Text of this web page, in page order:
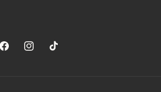
FacebookInstagramTikTok